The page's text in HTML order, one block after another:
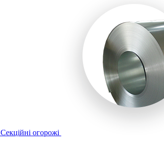
Секційні огорожі